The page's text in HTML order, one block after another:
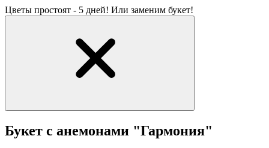
Цветы простоят - 5 дней! Или заменим букет!
Букет с анемонами "Гармония"